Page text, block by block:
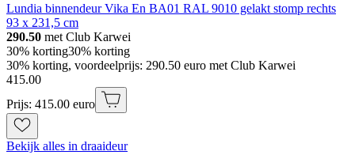
Lundia binnendeur Vika En BA01 RAL 9010 gelakt stomp rechts
93 x 231,5 cm
290.50 met Club Karwei
30% korting30% korting
30% korting, voordeelprijs: 290.50 euro met Club Karwei
415.00
Prijs: 415.00 euro
Bekijk alles in draaideur